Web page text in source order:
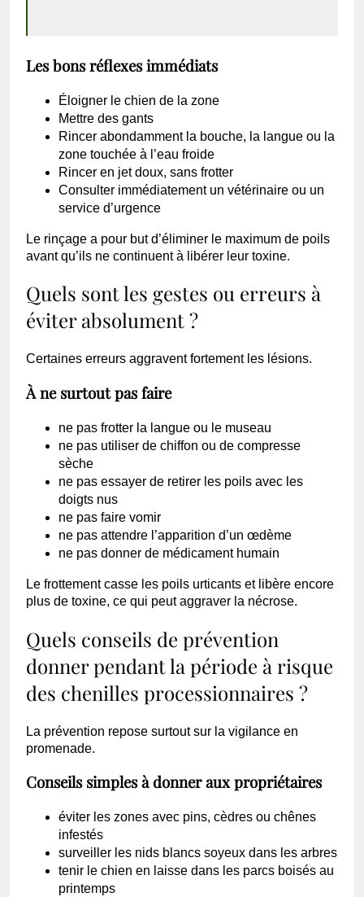
Les bons réflexes immédiats
Éloigner le chien de la zone
Mettre des gants
Rincer abondamment la bouche, la langue ou la
zone touchée à l’eau froide
Rincer en jet doux, sans frotter
Consulter immédiatement un vétérinaire ou un
service d’urgence
Le rinçage a pour but d’éliminer le maximum de poils
avant qu’ils ne continuent à libérer leur toxine.
Quels sont les gestes ou erreurs à
éviter absolument ?
Certaines erreurs aggravent fortement les lésions.
À ne surtout pas faire
ne pas frotter la langue ou le museau
ne pas utiliser de chiffon ou de compresse
sèche
ne pas essayer de retirer les poils avec les
doigts nus
ne pas faire vomir
ne pas attendre l’apparition d’un œdème
ne pas donner de médicament humain
Le frottement casse les poils urticants et libère encore
plus de toxine, ce qui peut aggraver la nécrose.
Quels conseils de prévention
donner pendant la période à risque
des chenilles processionnaires ?
La prévention repose surtout sur la vigilance en
promenade.
Conseils simples à donner aux propriétaires
éviter les zones avec pins, cèdres ou chênes
infestés
surveiller les nids blancs soyeux dans les arbres
tenir le chien en laisse dans les parcs boisés au
printemps